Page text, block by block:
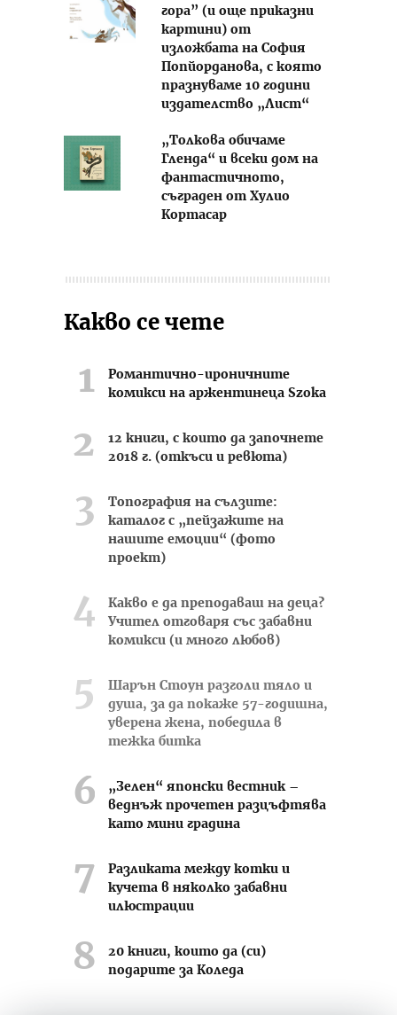
гора” (и още приказни
картини) от
изложбата на София
Попйорданова, с която
празнуваме 10 години
издателство „Лист“
„Толкова обичаме
Гленда“ и всеки дом на
фантастичното,
съграден от Хулио
Кортасар
Какво се чете
Романтично-ироничните
комикси на аржентинеца Szoka
12 книги, с които да започнете
2018 г. (откъси и ревюта)
Топография на сълзите:
каталог с „пейзажите на
нашите емоции“ (фото
проект)
Какво е да преподаваш на деца?
Учител отговаря със забавни
комикси (и много любов)
Шарън Стоун разголи тяло и
душа, за да покаже 57-годишна,
уверена жена, победила в
тежка битка
„Зелен“ японски вестник –
веднъж прочетен разцъфтява
като мини градина
Разликата между котки и
кучета в няколко забавни
илюстрации
20 книги, които да (си)
подарите за Коледа